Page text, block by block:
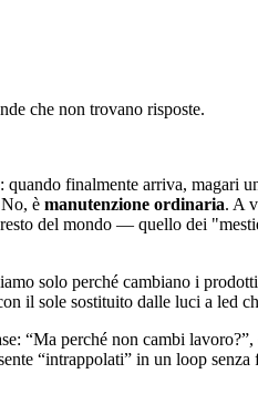
che non trovano risposte.
finalmente arriva,
è manutenzione ordinaria. A
del mondo — quello dei
solo perché cambiano i
il sole sostituito dalle luci a led
“Ma perché non cambi
“intrappolati” in un loop